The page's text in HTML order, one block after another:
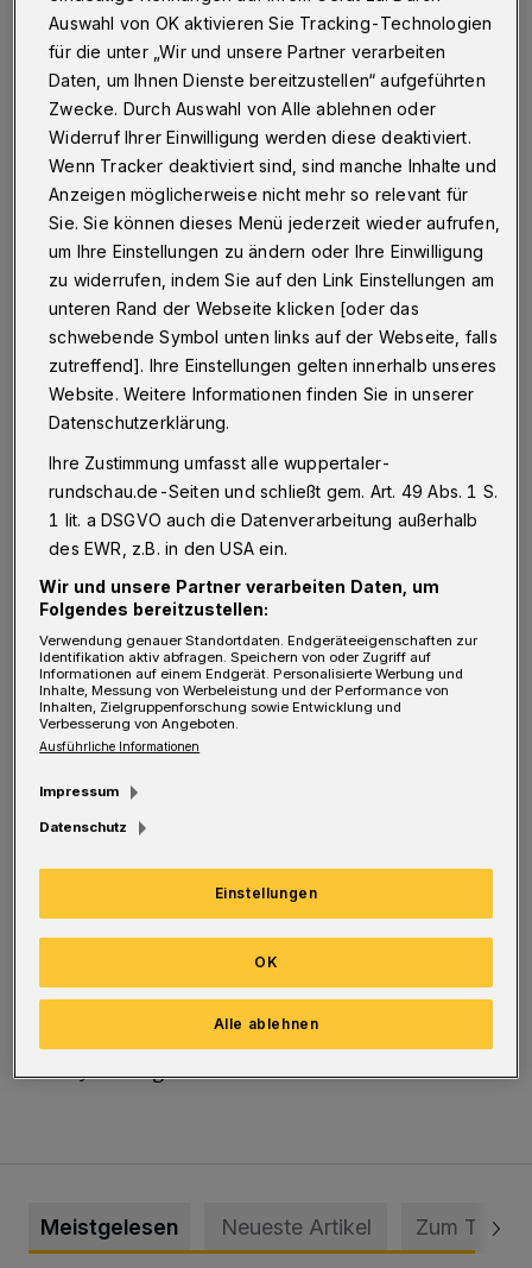
Post von Oberbürgermeister Andreas Mucke
bekommen in den nächsten Tagen rund 4.700
Wuppertaler Eltern. Sie werden gebeten, an einer
kostenlosen und freiwilligen Befragung teilzunehmen,
um zu klären, welche Versorgungsmöglichkeiten sie
sich für ihre unter drei Jahre alten Kinder wünschen
oder nötig haben.
16.04.2016 , 17:00 Uhr Eine Minute Lesezeit
Sozialdezernent Stefan Kühn: "Das Angebot
von Plätzen für die unter Dreijährigen konnte
zuletzt von 300 auf fast 3.000 Plätze
ausgebaut werden." Die Stadt geht davon aus,
dass mindestens 40 Prozent aller Eltern von
unter drei Jahre alten Kindern eine Betreuung
wollen. Nun soll geklärt werden, ob diese
Zielquote ausreicht — sowie wo und wann in
den nächsten Jahren welche Angebote für die
jüngsten Wuppertaler gebraucht werden.
Wer angeschrieben wird, kann bis 13. Mai
online an der Befragung teilnehmen, oder den
Fragebogen ausfüllen und ihn im beigefügten
Rückumschlag gratis an die Stadt
zurückschicken. Die Ergebnisse werden
Meistgelesen Neueste Artikel Zum Thema
Auswahl von OK aktivieren Sie Tracking-Technologien
für die unter „Wir und unsere Partner verarbeiten
Daten, um Ihnen Dienste bereitzustellen“ aufgeführten
Zwecke. Durch Auswahl von Alle ablehnen oder
Widerruf Ihrer Einwilligung werden diese deaktiviert.
Wenn Tracker deaktiviert sind, sind manche Inhalte und
Anzeigen möglicherweise nicht mehr so relevant für
Sie. Sie können dieses Menü jederzeit wieder aufrufen,
um Ihre Einstellungen zu ändern oder Ihre Einwilligung
zu widerrufen, indem Sie auf den Link Einstellungen am
unteren Rand der Webseite klicken [oder das
schwebende Symbol unten links auf der Webseite, falls
zutreffend]. Ihre Einstellungen gelten innerhalb unseres
Website. Weitere Informationen finden Sie in unserer
Datenschutzerklärung.
Ihre Zustimmung umfasst alle wuppertaler-
rundschau.de-Seiten und schließt gem. Art. 49 Abs. 1 S.
1 lit. a DSGVO auch die Datenverarbeitung außerhalb
des EWR, z.B. in den USA ein.
Wir und unsere Partner verarbeiten Daten, um
Folgendes bereitzustellen:
Verwendung genauer Standortdaten. Endgeräteeigenschaften zur
Identifikation aktiv abfragen. Speichern von oder Zugriff auf
Informationen auf einem Endgerät. Personalisierte Werbung und
Inhalte, Messung von Werbeleistung und der Performance von
Inhalten, Zielgruppenforschung sowie Entwicklung und
Verbesserung von Angeboten.
Ausführliche Informationen
Impressum
Datenschutz
Einstellungen
Alle ablehnen
OK